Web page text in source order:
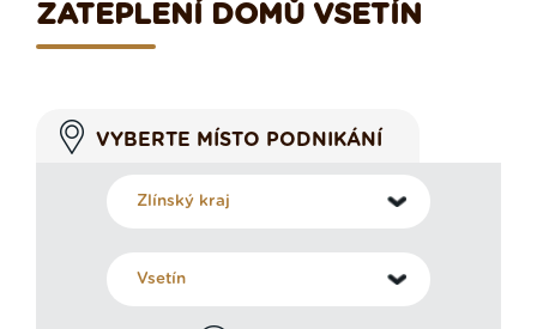
ZATEPLENÍ DOMŮ VSETÍN
VYBERTE MÍSTO PODNIKÁNÍ